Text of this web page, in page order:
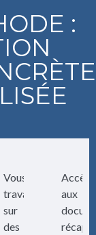
:
Vous
travaillez
sur
des
Accès
aux